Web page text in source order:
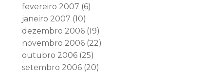
fevereiro 2007 (6)
janeiro 2007 (10)
dezembro 2006(19)
novembro 2006(22)
outubro 2006(25)
setembro 2006(20)